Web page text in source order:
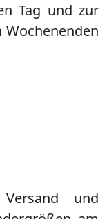
Tag und zur
Wochenenden
und